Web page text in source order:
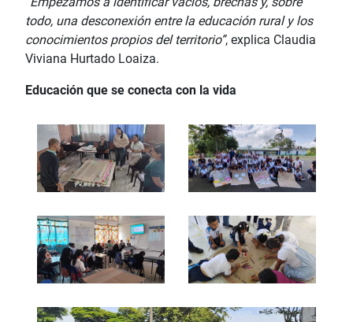
todo, una desconexión entre la educación rural y los
conocimientos propios del territorio”, explica Claudia
Viviana Hurtado Loaiza.
Educación que se conecta con la vida